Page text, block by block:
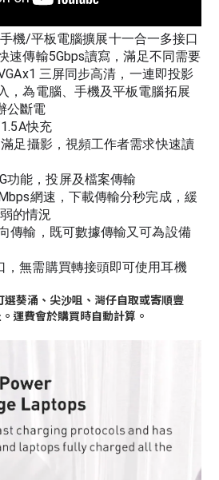
機/平板電腦擴展十一合一多接口
速傳輸5Gbps讀寫，滿足不同需要
三屏同步高清，一連即投影
，為電腦、手機及平板電腦拓展
公斷電
快充
足攝影，視頻工作者需求快速讀
功能，投屏及檔案傳輸
網速，下載傳輸分秒完成，緩
的情況
傳輸，既可數據傳輸又可為設備
，無需購買轉接頭即可使用耳機
葵涌、尖沙咀、灣仔自取或寄順豐
運費會於購買時自動計算。